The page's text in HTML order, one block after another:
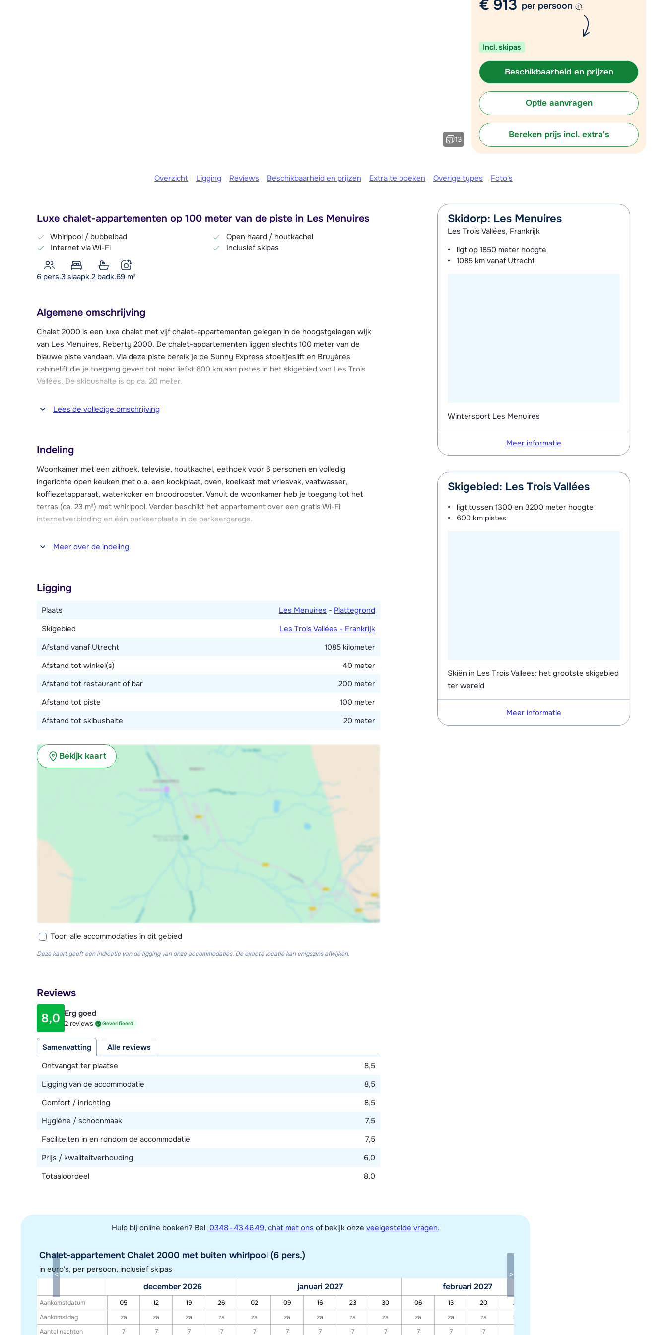
Plan een terugbelverzoek
Chat met wintersportspecialist
Bel ons via 0348 - 43 46 49
13
€ 913 per persoon
Incl. skipas
Beschikbaarheid en prijzen
Optie aanvragen
Bereken prijs incl. extra's
Overzicht Ligging Reviews Beschikbaarheid en prijzen Extra te boeken Overige types Foto's
Luxe chalet-appartementen op 100 meter van de piste in Les Menuires
Whirlpool / bubbelbad
Internet via Wi-Fi
Open haard / houtkachel
Inclusief skipas
6 pers.3 slaapk.2 badk.69 m²
Algemene omschrijving
Chalet 2000 is een luxe chalet met vijf chalet-appartementen gelegen in de hoogstgelegen wijk
van Les Menuires, Reberty 2000. De chalet-appartementen liggen slechts 100 meter van de
blauwe piste vandaan. Via deze piste bereik je de Sunny Express stoeltjeslift en Bruyères
cabinelift die je toegang geven tot maar liefst 600 km aan pistes in het skigebied van Les Trois
Vallées. De skibushalte is op ca. 20 meter.
Op ca. 40 meter afstand bevindt zich een supermarkt. Het centrum van Les Menuires bevindt zich
Chalet 2000 is eind januari 2020 geopend. Het chalet beschikt over een parkeergarage en
parkeerplaats voor het chalet en een skiberging met skischoendrogers.
Lees de volledige omschrijving
Indeling
Woonkamer met een zithoek, televisie, houtkachel, eethoek voor 6 personen en volledig
ingerichte open keuken met o.a. een kookplaat, oven, koelkast met vriesvak, vaatwasser,
koffiezetapparaat, waterkoker en broodrooster. Vanuit de woonkamer heb je toegang tot het
terras (ca. 23 m²) met whirlpool. Verder beschikt het appartement over een gratis Wi-Fi
internetverbinding en één parkeerplaats in de parkeergarage.
Drie slaapkamers, waarvan één met een 2-persoonsbed en en-suite badkamer met douche en
Meer over de indeling
Ligging
Plaats Les Menuires - Plattegrond
Skigebied
Les Trois Vallées - Frankrijk
Afstand vanaf Utrecht
1085 kilometer
Afstand tot winkel(s)
40 meter
Afstand tot restaurant of bar
200 meter
Afstand tot piste
100 meter
Afstand tot skibushalte
20 meter
Bekijk kaart
Toon alle accommodaties in dit gebied
Deze kaart geeft een indicatie van de ligging van onze accommodaties. De exacte locatie kan enigszins afwijken.
Reviews
8,0 Erg goed
2 reviews Geverifieerd
Samenvatting
Alle reviews
Ontvangst ter plaatse
8,5
Ligging van de accommodatie
8,5
Comfort / inrichting
8,5
Hygiëne / schoonmaak
7,5
Faciliteiten in en rondom de accommodatie
7,5
Prijs / kwaliteitverhouding
6,0
Totaaloordeel
8,0
Hulp bij online boeken? Bel 0348 - 43 46 49, chat met ons of bekijk onze veelgestelde vragen.
Chalet-appartement Chalet 2000 met buiten whirlpool (6 pers.)
in euro's, per persoon, inclusief skipas
Aankomstdatum
Aankomstdag
Aantal nachten
december 2026 januari 2027 februari 2027
05 12 19 26 02 09 16 23 30 06 13 20 27
za
za za za za za za za za za za za za
7
7 7 7 7 7 7 7 7 7 7 7
Skidorp: Les Menuires
Les Trois Vallées, Frankrijk
ligt op1850 meter hoogte
1085 km vanaf Utrecht
Wintersport Les Menuires
Meer informatie
Skigebied: Les Trois Vallées
ligt tussen1300 en 3200 meter hoogte
600 km pistes
Skiën in Les Trois Vallees: het grootste skigebied
ter wereld
Meer informatie